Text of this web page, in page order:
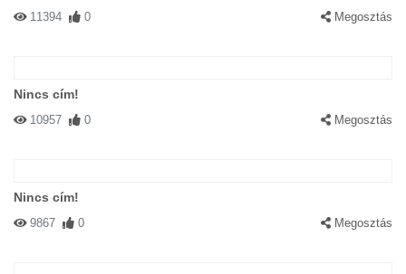
11394 0 Megosztás
Nincs cím!
10957 0 Megosztás
Nincs cím!
9867 0 Megosztás